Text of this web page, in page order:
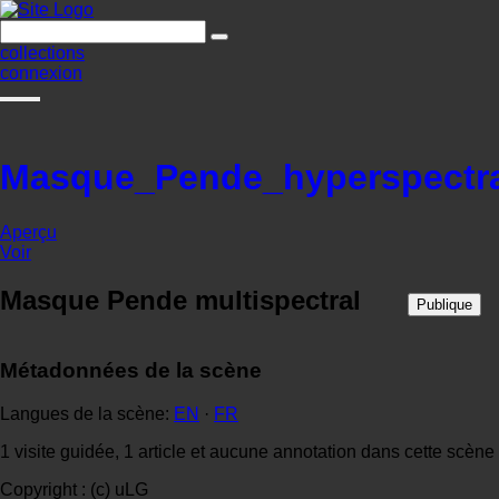
collections
connexion
Aperçu
Voir
Masque Pende multispectral Publique
Métadonnées de la scène
Langues de la scène: EN · FR
1 visite guidée, 1 article et aucune annotation dans cette scène
Copyright : (c) uLG